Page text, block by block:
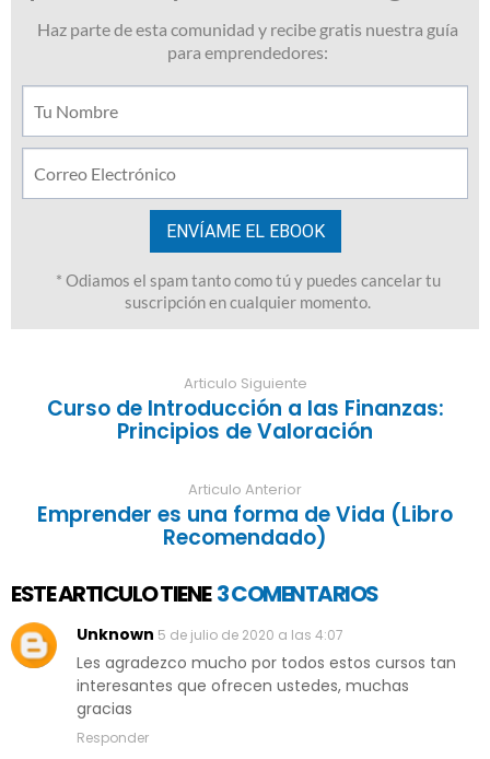
Articulo Siguiente
Curso de Introducción a las Finanzas:
Principios de Valoración
Articulo Anterior
Emprender es una forma de Vida (Libro
Recomendado)
ESTE ARTICULO TIENE 3 COMENTARIOS
Unknown 5 de julio de 2020 a las 4:07
Les agradezco mucho por todos estos cursos tan
interesantes que ofrecen ustedes, muchas
gracias
Responder